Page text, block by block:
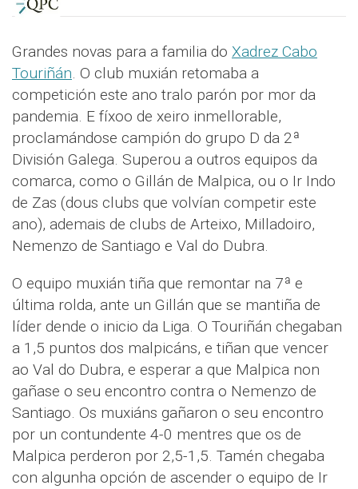
Grandes novas para a familia do Xadrez Cabo
Touriñán. O club muxián retomaba a
competición este ano tralo parón por mor da
pandemia. E fíxoo de xeiro inmellorable,
proclamándose campión do grupo D da 2ª
División Galega. Superou a outros equipos da
comarca, como o Gillán de Malpica, ou o Ir Indo
de Zas (dous clubs que volvían competir este
ano), ademais de clubs de Arteixo, Milladoiro,
Nemenzo de Santiago e Val do Dubra.
O equipo muxián tiña que remontar na 7ª e
última rolda, ante un Gillán que se mantiña de
líder dende o inicio da Liga. O Touriñán chegaban
a 1,5 puntos dos malpicáns, e tiñan que vencer
ao Val do Dubra, e esperar a que Malpica non
gañase o seu encontro contra o Nemenzo de
Santiago. Os muxiáns gañaron o seu encontro
por un contundente 4-0 mentres que os de
Malpica perderon por 2,5-1,5. Tamén chegaba
con algunha opción de ascender o equipo de Ir